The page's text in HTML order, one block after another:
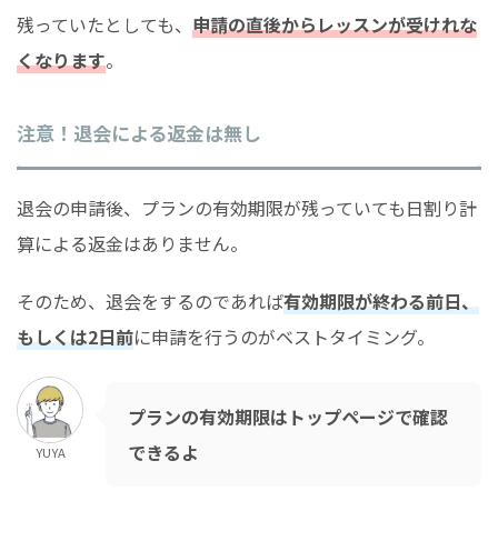
残っていたとしても、 申請の直後からレッスンが受けれな
くなります。
注意！退会による返金は無し
退会の申請後、プランの有効期限が残っていても日割り計
算による返金はありません。
そのため、退会をするのであれば有効期限が終わる前日、
もしくは2日前に申請を行うのがベストタイミング。
YUYA
プランの有効期限はトップページで確認
できるよ